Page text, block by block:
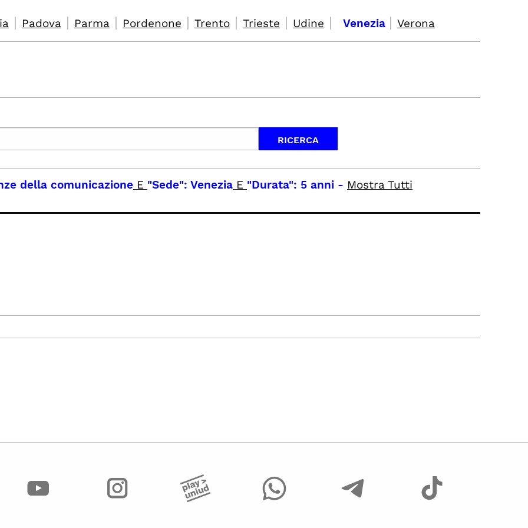
| Padova | Parma | Pordenone | Trento | Trieste | Udine | Venezia | Verona
della comunicazione E "Sede": Venezia E "Durata": 5 anni - Mostra Tutti